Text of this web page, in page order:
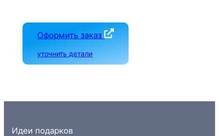
Оформить заказ
уточнить детали
Идеи подарков